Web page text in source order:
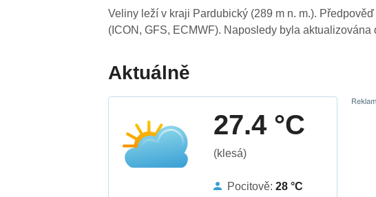
Veliny leží v kraji Pardubický (289 m n. m.).
(ICON, GFS, ECMWF). Naposledy byla aktualizována
Aktuálně
27.4 °C
(klesá)
Pocitově:28 °C